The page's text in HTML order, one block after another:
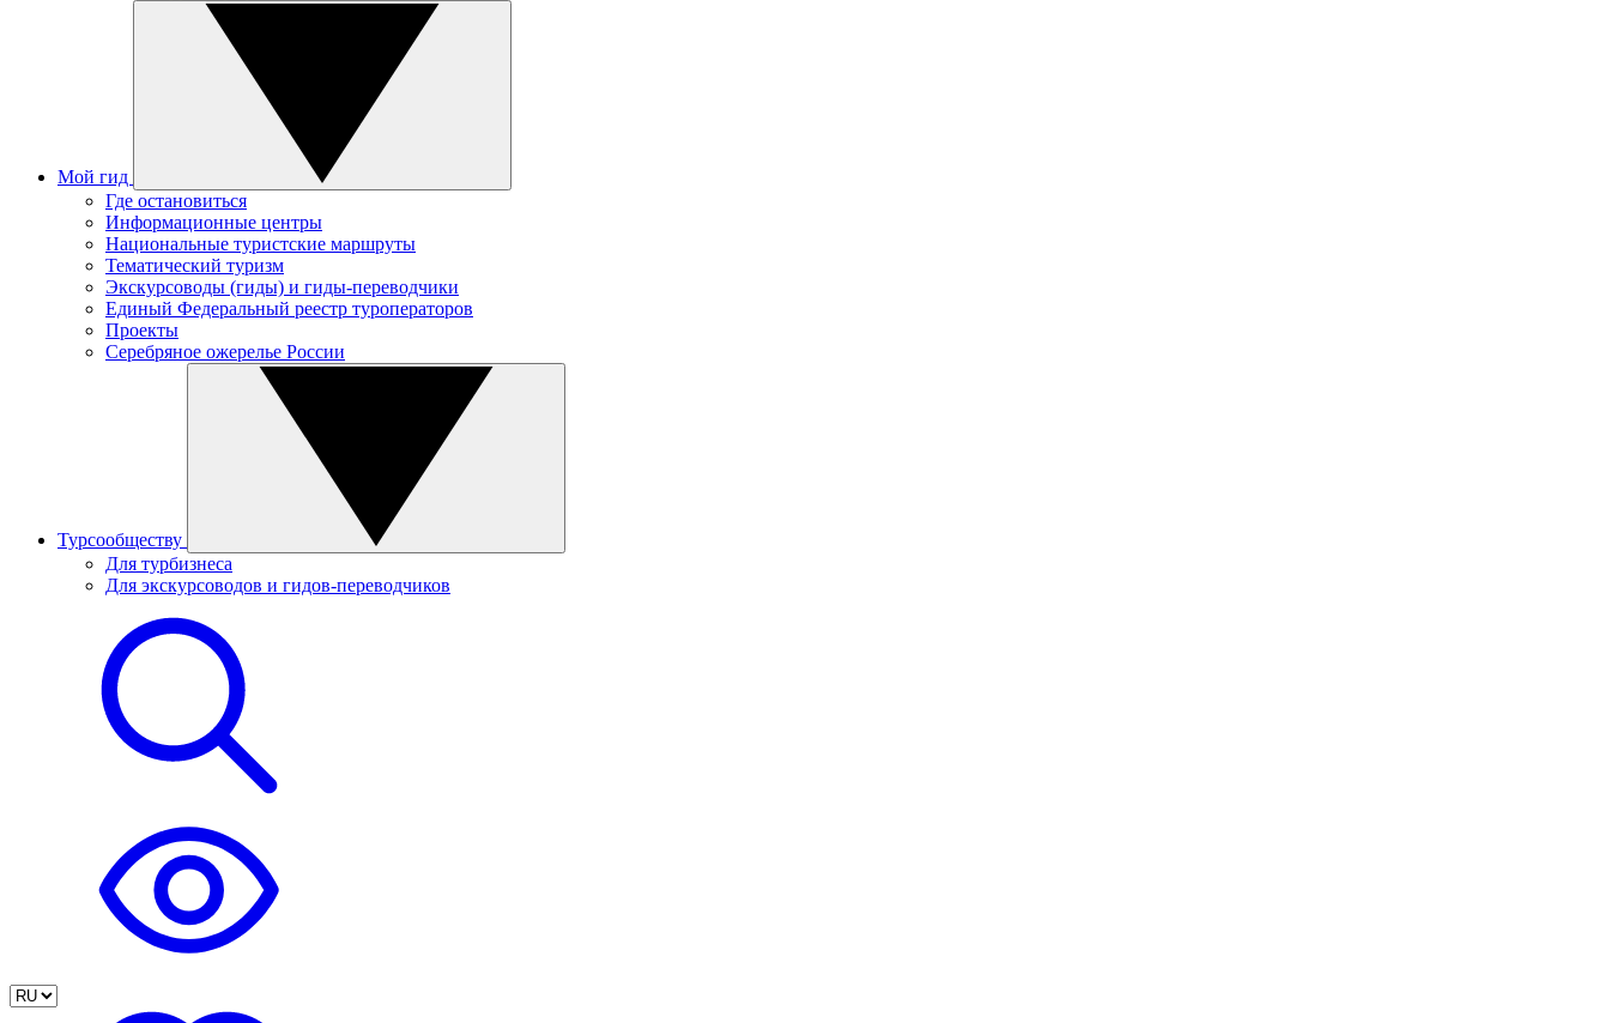
Мой гид
Где остановиться
Информационные центры
Национальные туристские маршруты
Тематический туризм
Экскурсоводы (гиды) и гиды-переводчики
Единый Федеральный реестр туроператоров
Проекты
Серебряное ожерелье России
Турсообществу
Для турбизнеса
Для экскурсоводов и гидов-переводчиков